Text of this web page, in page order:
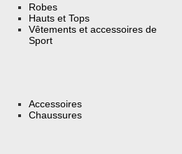
Robes
Hauts et Tops
Vêtements et accessoires de
Sport
Accessoires
Chaussures